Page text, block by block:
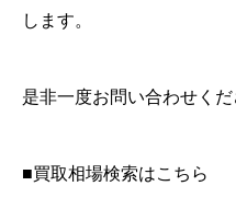
します。
是非一度お問い合わせくだ
■買取相場検索はこちら